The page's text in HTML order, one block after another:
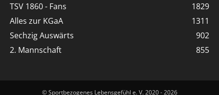
TSV 1860 - Fans
1829
Alles zur KGaA
1311
Sechzig Auswärts
902
2. Mannschaft
855
© Sportbezogenes Lebensgefühl e. V. 2020 - 2026